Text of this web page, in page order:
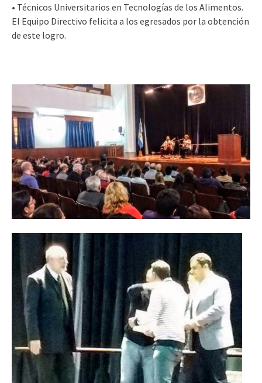
• Técnicos Universitarios en Tecnologías de los Alimentos.
El Equipo Directivo felicita a los egresados por la obtención
de este logro.